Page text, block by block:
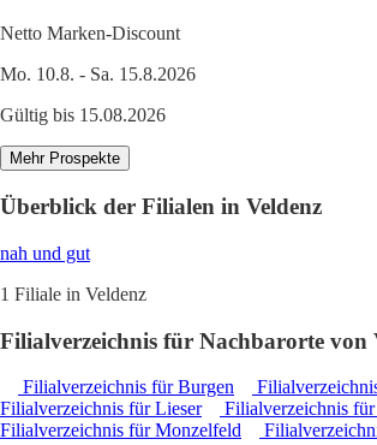
Netto Marken-Discount
Mo. 10.8. - Sa. 15.8.2026
Gültig bis 15.08.2026
Mehr Prospekte
Überblick der Filialen in Veldenz
nah und gut
1 Filiale in Veldenz
Filialverzeichnis für Nachbarorte von
Filialverzeichnis für Burgen
Filialverzeichnis für Lieser
Filialverzeichnis
Filialverzeichnis für Monzelfeld